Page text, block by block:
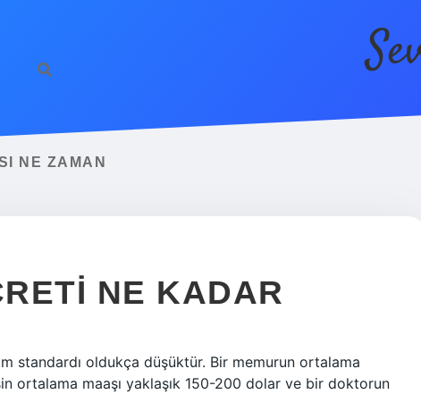
NE ZAMAN
NE KADAR
standardı oldukça düşüktür. Bir memurun ortalama
ortalama maaşı yaklaşık 150-200 dolar ve bir doktorun